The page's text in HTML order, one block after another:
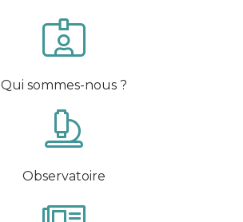
Qui sommes-nous ?
Observatoire